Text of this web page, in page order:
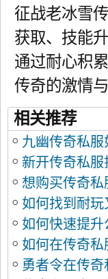
征战老冰雪
获取、技能
通过耐心积
传奇的激情与
相关推荐
九幽传奇私服
新开传奇私
想购买传奇
如何找到耐
如何快速提
如何在传奇
勇者令在传